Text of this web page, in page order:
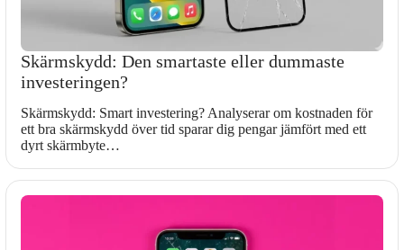
Skärmskydd: Den smartaste eller dummaste
investeringen?
Skärmskydd: Smart investering? Analyserar om kostnaden för
ett bra skärmskydd över tid sparar dig pengar jämfört med ett
dyrt skärmbyte…